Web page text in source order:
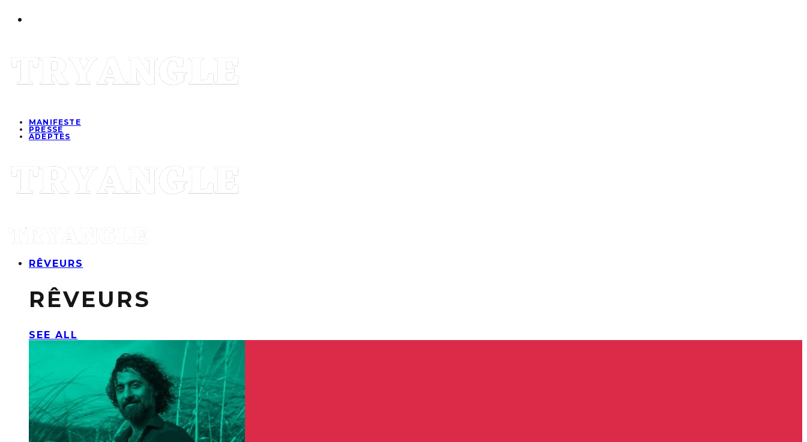
MANIFESTE
PRESSE
ADEPTES
RÊVEURS
RÊVEURS
SEE ALL